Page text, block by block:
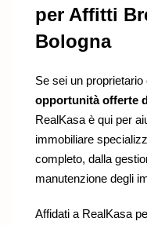
per Affitti
Bologna
Se sei un
opportunità offerte
RealKasa è qui per
immobiliare
completo, dalla
manutenzione degli
Affidati a RealKasa